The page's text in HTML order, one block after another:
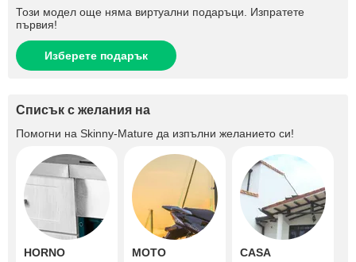
Този модел още няма виртуални подаръци. Изпратете
първия!
Изберете подарък
Списък с желания на
Помогни на Skinny-Mature да изпълни желанието си!
HORNO MOTO CASA